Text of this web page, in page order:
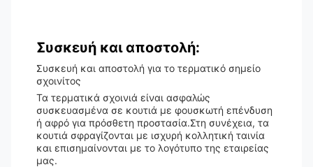
Συσκευή και αποστολή:
Συσκευή και αποστολή για το τερματικό σημείο
σχοινίτος
Τα τερματικά σχοινιά είναι ασφαλώς
συσκευασμένα σε κουτιά με φουσκωτή επένδυση
ή αφρό για πρόσθετη προστασία.Στη συνέχεια, τα
κουτιά σφραγίζονται με ισχυρή κολλητική ταινία
και επισημαίνονται με το λογότυπο της εταιρείας
μας.